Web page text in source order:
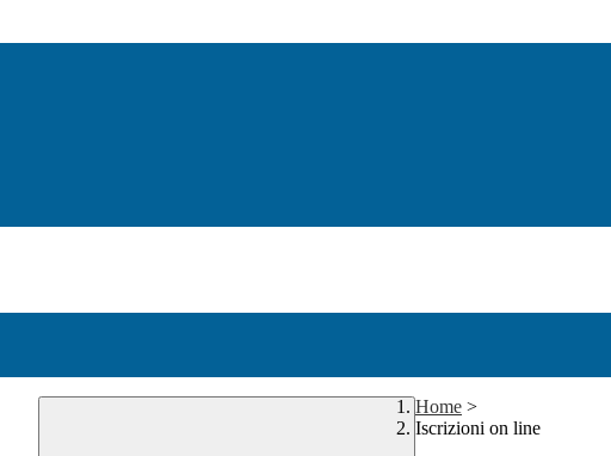
Home >
Iscrizioni on line